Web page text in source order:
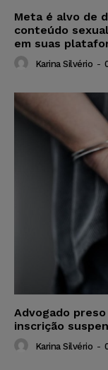
Meta é alvo de
conteúdo
em suas
Karina Silvério -
Advogado
inscrição
Karina Silvério -